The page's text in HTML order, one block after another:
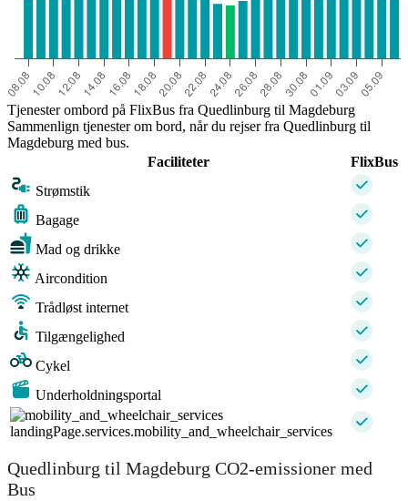
Tjenester ombord på FlixBus fra Quedlinburg til Magdeburg
Sammenlign tjenester om bord, når du rejser fra Quedlinburg til
Magdeburg med bus.
Faciliteter
FlixBus
Strømstik
Bagage
Mad og drikke
Aircondition
Trådløst internet
Tilgængelighed
Cykel
Underholdningsportal
landingPage.services.mobility_and_wheelchair_services
Quedlinburg til Magdeburg CO2-emissioner med
Bus